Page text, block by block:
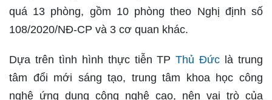
quá 13 phòng, gồm 10 phòng theo Nghị định số
108/2020/NĐ-CP và 3 cơ quan khác.
Dựa trên tình hình thực tiễn TPThủ Đức là trung
tâm đổi mới sáng tạo, trung tâm khoa học công
nghệ ứng dụng công nghệ cao, nên vai trò của